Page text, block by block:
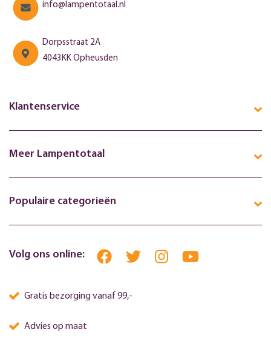
info@lampentotaal.nl
Dorpsstraat 2A
4043KK Opheusden
Klantenservice
Meer Lampentotaal
Populaire categorieën
Volg ons online:
Gratis bezorging vanaf 99,-
Advies op maat